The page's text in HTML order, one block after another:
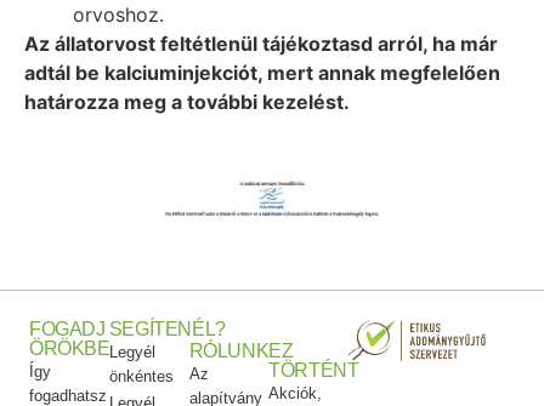
orvoshoz.
Az állatorvost feltétlenül tájékoztasd arról, ha már
adtál be kalciuminjekciót, mert annak megfelelően
határozza meg a további kezelést.
FOGADJ
ÖRÖKBE
Így
fogadhatsz
SEGÍTENÉL?
Legyél
önkéntes
RÓLUNK
Az
alapítvány
EZ
TÖRTÉNT
Akciók,